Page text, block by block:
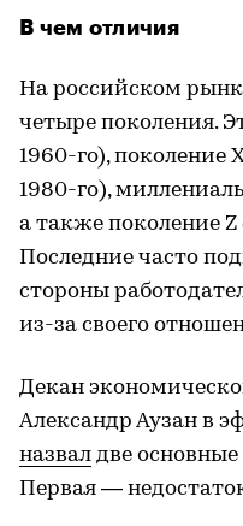
В чем отличия
На российском
четыре поколения.
1960-го), поколение
1980-го),
а также поколение Z
Последние часто
стороны
из-за своего
Декан
Александр Аузан в
назвал две
Первая —